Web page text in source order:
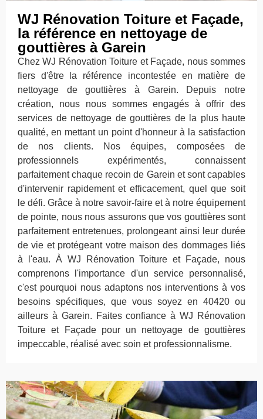
WJ Rénovation Toiture et Façade,
la référence en nettoyage de
gouttières à Garein
Chez WJ Rénovation Toiture et Façade, nous sommes
fiers d'être la référence incontestée en matière de
nettoyage de gouttières à Garein. Depuis notre
création, nous nous sommes engagés à offrir des
services de nettoyage de gouttières de la plus haute
qualité, en mettant un point d'honneur à la satisfaction
de nos clients. Nos équipes, composées de
professionnels expérimentés, connaissent
parfaitement chaque recoin de Garein et sont capables
d'intervenir rapidement et efficacement, quel que soit
le défi. Grâce à notre savoir-faire et à notre équipement
de pointe, nous nous assurons que vos gouttières sont
parfaitement entretenues, prolongeant ainsi leur durée
de vie et protégeant votre maison des dommages liés
à l'eau. À WJ Rénovation Toiture et Façade, nous
comprenons l'importance d'un service personnalisé,
c'est pourquoi nous adaptons nos interventions à vos
besoins spécifiques, que vous soyez en 40420 ou
ailleurs à Garein. Faites confiance à WJ Rénovation
Toiture et Façade pour un nettoyage de gouttières
impeccable, réalisé avec soin et professionnalisme.